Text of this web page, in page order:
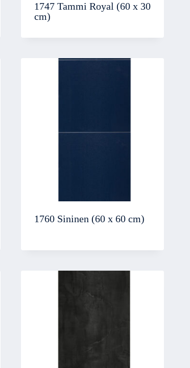
1747 Tammi Royal (60 x 30
cm)
1760 Sininen (60 x 60 cm)